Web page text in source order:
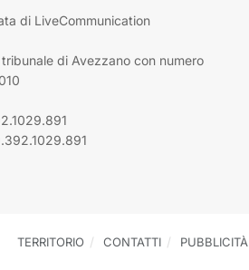
di LiveCommunication
di Avezzano con numero
TERRITORIO CONTATTI PUBBLICITÀ